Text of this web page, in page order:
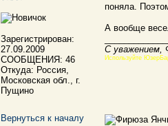
Зарегистрирован:
27.09.2009
СООБЩЕНИЯ: 46
Откуда: Россия,
Московская обл., г.
Пущино
поняла.
А вообще
С уважением,
Используйте
Вернуться к началу